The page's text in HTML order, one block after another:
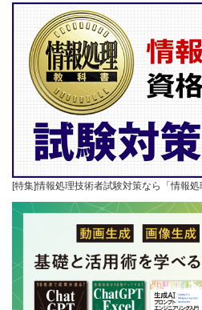
[特集]情報処理技術者試験対策なら「情報処